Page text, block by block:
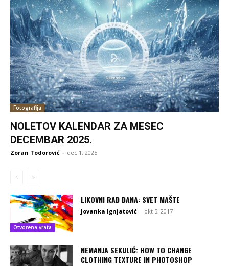
Fotografija
NOLETOV KALENDAR ZA MESEC
DECEMBAR 2025.
Zoran Todorović - dec 1, 2025
Otvorena vrata
LIKOVNI RAD DANA: SVET MAŠTE
Jovanka Ignjatović - okt 5, 2017
NEMANJA SEKULIĆ: HOW TO CHANGE
CLOTHING TEXTURE IN PHOTOSHOP